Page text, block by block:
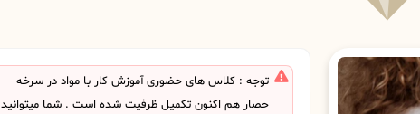
توجه : کلاس های حضوری آموزش کار با مواد در سرخه
حصار هم اکنون تکمیل ظرفیت شده است . شما میتوانید